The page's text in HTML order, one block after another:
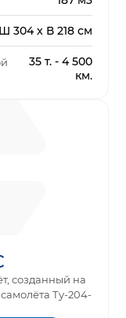
Ш 304 x В 218 см
35 т. - 4 500
км.
созданный на
Ту-204-